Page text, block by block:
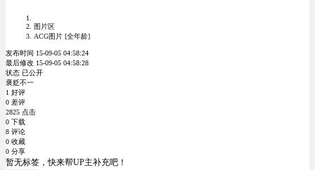
图片区
ACG图片 [全年龄]
发布时间 15-09-05 04:58:24
最后修改 15-09-05 04:58:28
状态 已公开
褒贬不一
1 好评
0 差评
2825 点击
0 下载
8 评论
0 收藏
0 分享
暂无标签，快来帮UP主补充吧！